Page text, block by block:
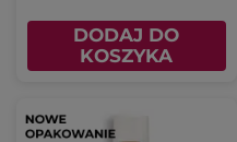
DODAJ DO
KOSZYKA